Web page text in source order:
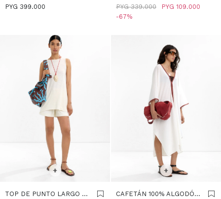
100% ALGODÓN - CRUDO
PYG 399.000
LINO CON BOTONES -
CRUDO
PYG 109.000
PYG 339.000
67
SELECCIONAR TALLE
+
TOP DE PUNTO LARGO -
SELECCIONAR TALLE
+
CAFETÁN 100% ALGODÓN